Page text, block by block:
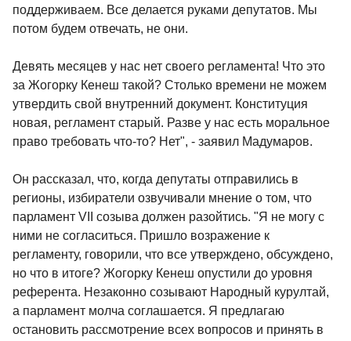
поддерживаем. Все делается руками депутатов. Мы
потом будем отвечать, не они.
Девять месяцев у нас нет своего регламента! Что это
за Жогорку Кенеш такой? Столько времени не можем
утвердить свой внутренний документ. Конституция
новая, регламент старый. Разве у нас есть моральное
право требовать что-то? Нет", - заявил Мадумаров.
Он рассказал, что, когда депутаты отправились в
регионы, избиратели озвучивали мнение о том, что
парламент VII созыва должен разойтись. "Я не могу с
ними не согласиться. Пришло возражение к
регламенту, говорили, что все утверждено, обсуждено,
но что в итоге? Жогорку Кенеш опустили до уровня
референта. Незаконно созывают Народный курултай,
а парламент молча соглашается. Я предлагаю
остановить рассмотрение всех вопросов и принять в